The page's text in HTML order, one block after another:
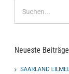
nach:
Neueste Beiträge
SAARLAND